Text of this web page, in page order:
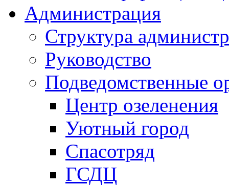
Администрация
Структура
Руководство
Подведомственные
Центр озеленения
Уютный город
Спасотряд
ГСДЦ